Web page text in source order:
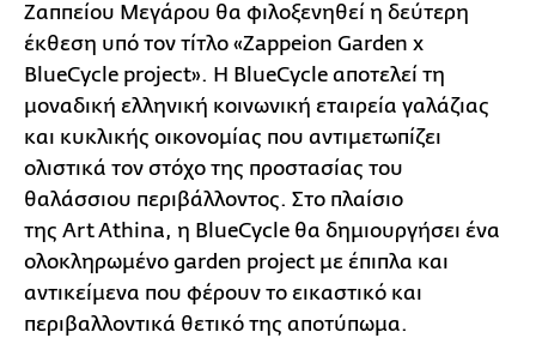
Ζαππείου Μεγάρου θα φιλοξενηθεί η δεύτερη
έκθεση υπό τον τίτλο «Zappeion Garden x
BlueCycle project». Η BlueCycle αποτελεί τη
μοναδική ελληνική κοινωνική εταιρεία γαλάζιας
και κυκλικής οικονομίας που αντιμετωπίζει
ολιστικά τον στόχο της προστασίας του
θαλάσσιου περιβάλλοντος. Στο πλαίσιο
της Art Athina, η BlueCycle θα δημιουργήσει ένα
ολοκληρωμένο garden project με έπιπλα και
αντικείμενα που φέρουν το εικαστικό και
περιβαλλοντικά θετικό της αποτύπωμα.